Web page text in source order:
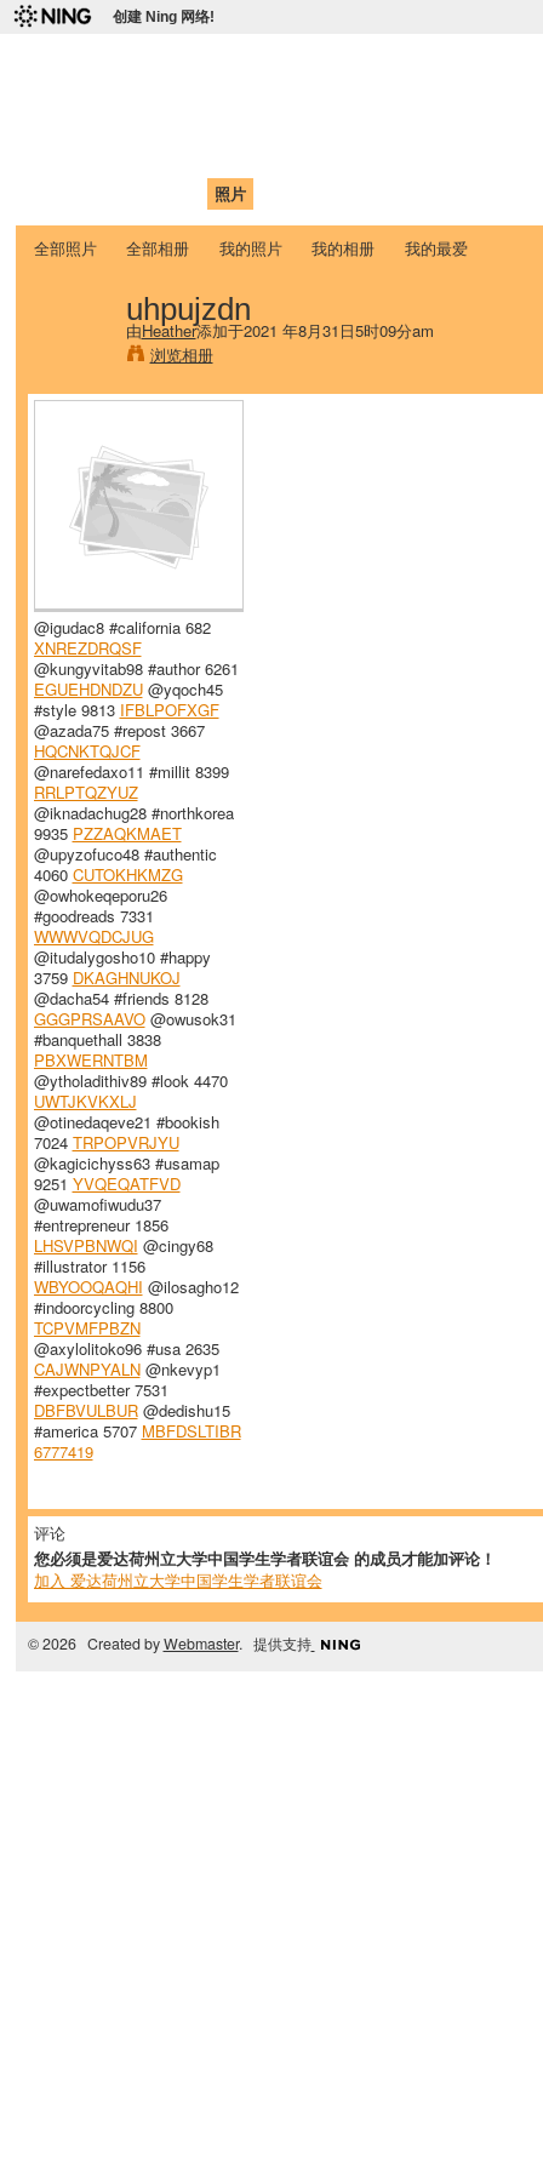
创建 Ning 网络!
照片
全部照片 全部相册 我的照片 我的相册 我的最爱
uhpujzdn
由Heather添加于2021 年8月31日5时09分am
浏览相册
@igudac8 #california 682
XNREZDRQSF
@kungyvitab98 #author 6261
EGUEHDNDZU@yqoch45
#style 9813 IFBLPOFXGF
@azada75 #repost 3667
HQCNKTQJCF
@narefedaxo11 #millit 8399
RRLPTQZYUZ
@iknadachug28 #northkorea
9935 PZZAQKMAET
@upyzofuco48 #authentic
4060 CUTOKHKMZG
@owhokeqeporu26
#goodreads 7331
WWWVQDCJUG
@itudalygosho10 #happy
3759 DKAGHNUKOJ
@dacha54 #friends 8128
GGGPRSAAVO@owusok31
#banquethall 3838
PBXWERNTBM
@ytholadithiv89 #look 4470
UWTJKVKXLJ
@otinedaqeve21 #bookish
7024 TRPOPVRJYU
@kagicichyss63 #usamap
9251 YVQEQATFVD
@uwamofiwudu37
#entrepreneur 1856
LHSVPBNWQI @cingy68
#illustrator 1156
WBYOOQAQHI @ilosagho12
#indoorcycling 8800
TCPVMFPBZN
@axylolitoko96 #usa 2635
CAJWNPYALN@nkevyp1
#expectbetter 7531
DBFBVULBUR@dedishu15
#america 5707 MBFDSLTIBR
6777419
评论
您必须是爱达荷州立大学中国学生学者联谊会 的成员才能加评论！
加入 爱达荷州立大学中国学生学者联谊会
© 2026 Created byWebmaster. 提供支持